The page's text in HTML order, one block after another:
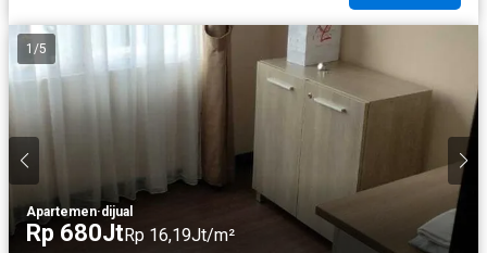
1 /5
Apartemen·dijual
Rp 680JtRp 16,19Jt/m²